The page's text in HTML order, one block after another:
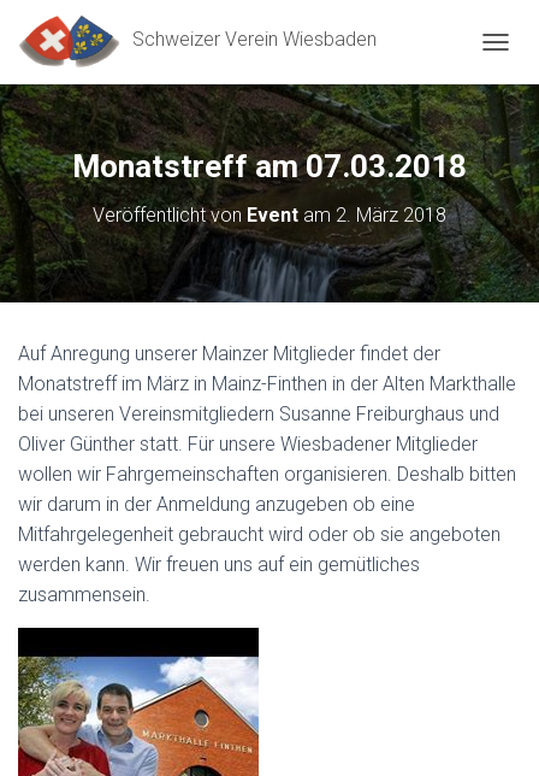
Schweizer Verein Wiesbaden
A
G
A
T
I
O
N
U
H
A
E
Monatstreff am 07.03.2018
Veröffentlicht von Event am 2. März 2018
Auf Anregung unserer Mainzer Mitglieder findet der
Monatstreff im März in Mainz-Finthen in der Alten Markthalle
bei unseren Vereinsmitgliedern Susanne Freiburghaus und
Oliver Günther statt. Für unsere Wiesbadener Mitglieder
wollen wir Fahrgemeinschaften organisieren. Deshalb bitten
wir darum in der Anmeldung anzugeben ob eine
Mitfahrgelegenheit gebraucht wird oder ob sie angeboten
werden kann. Wir freuen uns auf ein gemütliches
zusammensein.